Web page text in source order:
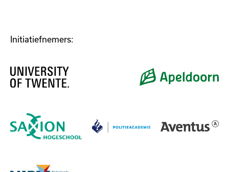
Initiatiefnemers: